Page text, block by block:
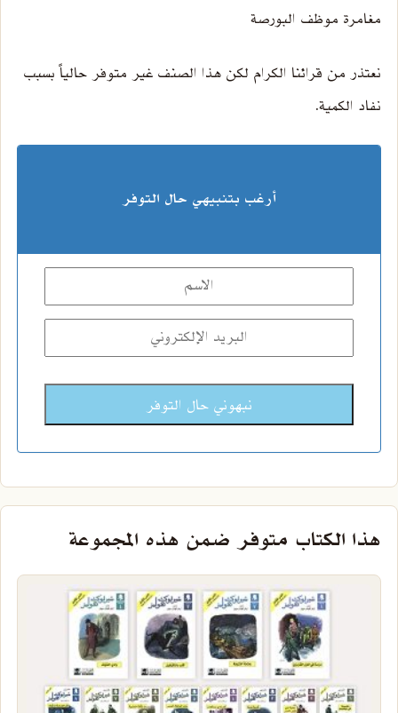
مغامرة موظف البورصة
نعتذر من قرائنا الكرام لكن هذا الصنف غير متوفر حالياً بسبب
نفاد الكمية.
أرغب بتنبيهي حال التوفر
هذا الكتاب متوفر ضمن هذه المجموعة